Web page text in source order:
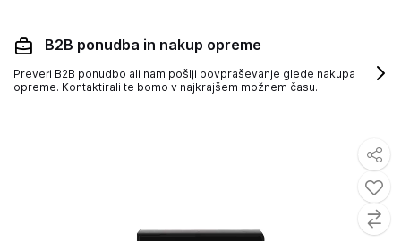
B2B ponudba in nakup opreme
Preveri B2B ponudbo ali nam pošlji povpraševanje glede nakupa
opreme. Kontaktirali te bomo v najkrajšem možnem času.